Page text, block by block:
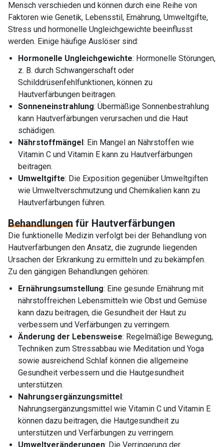
Mensch verschieden und können durch eine Reihe von
Faktoren wie Genetik, Lebensstil, Ernährung, Umweltgifte,
Stress und hormonelle Ungleichgewichte beeinflusst
werden. Einige häufige Auslöser sind:
Hormonelle Ungleichgewichte: Hormonelle Störungen,
z. B. durch Schwangerschaft oder
Schilddrüsenfehlfunktionen, können zu
Hautverfärbungen beitragen.
Sonneneinstrahlung: Übermäßige Sonnenbestrahlung
kann Hautverfärbungen verursachen und die Haut
schädigen.
Nährstoffmängel : Ein Mangel an Nährstoffen wie
Vitamin C und Vitamin E kann zu Hautverfärbungen
beitragen.
Umweltgifte: Die Exposition gegenüber Umweltgiften
wie Umweltverschmutzung und Chemikalien kann zu
Hautverfärbungen führen.
Behandlungen für Hautverfärbungen
Die funktionelle Medizin verfolgt bei der Behandlung von
Hautverfärbungen den Ansatz, die zugrunde liegenden
Ursachen der Erkrankung zu ermitteln und zu bekämpfen.
Zu den gängigen Behandlungen gehören:
Ernährungsumstellung: Eine gesunde Ernährung mit
nährstoffreichen Lebensmitteln wie Obst und Gemüse
kann dazu beitragen, die Gesundheit der Haut zu
verbessern und Verfärbungen zu verringern.
Änderung der Lebensweise: Regelmäßige Bewegung,
Techniken zum Stressabbau wie Meditation und Yoga
sowie ausreichend Schlaf können die allgemeine
Gesundheit verbessern und die Hautgesundheit
unterstützen.
Nahrungsergänzungsmittel :
Nahrungsergänzungsmittel wie Vitamin C und Vitamin E
können dazu beitragen, die Hautgesundheit zu
unterstützen und Verfärbungen zu verringern.
Umweltveränderungen: Die Verringerung der